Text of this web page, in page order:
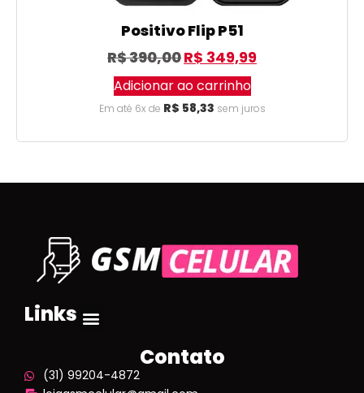
Positivo Flip P51
R$390,00R$ 349,99
Adicionar ao carrinho
Em até 6x de R$ 58,33 sem juros
Links
Contato
(31) 99204-4872